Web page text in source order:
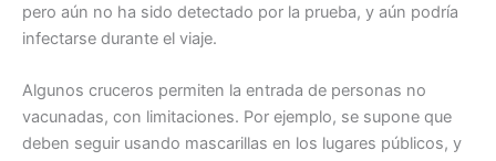
pero aún no ha sido detectado por la prueba, y aún podría
infectarse durante el viaje.
Algunos cruceros permiten la entrada de personas no
vacunadas, con limitaciones. Por ejemplo, se supone que
deben seguir usando mascarillas en los lugares públicos, y